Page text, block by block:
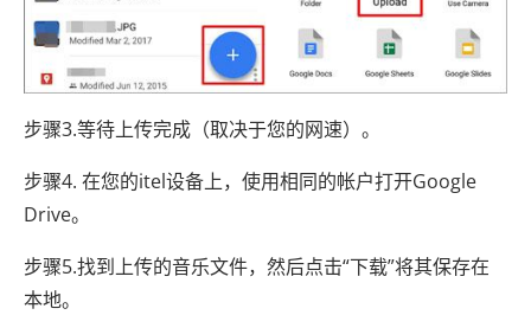
步骤3.等待上传完成（取决于您的网速）。
步骤4. 在您​​的itel设备上，使用相同的帐户打开Goog​​le
Drive。
步骤5.找到上传的音乐文件，然后点击“下载”将其保存在
本地。